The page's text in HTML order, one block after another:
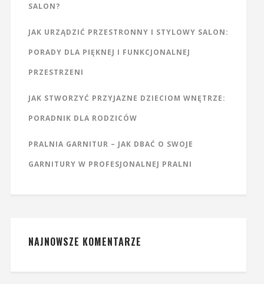
SALON?
JAK URZĄDZIĆ PRZESTRONNY I STYLOWY SALON:
PORADY DLA PIĘKNEJ I FUNKCJONALNEJ
PRZESTRZENI
JAK STWORZYĆ PRZYJAZNE DZIECIOM WNĘTRZE:
PORADNIK DLA RODZICÓW
PRALNIA GARNITUR – JAK DBAĆ O SWOJE
GARNITURY W PROFESJONALNEJ PRALNI
NAJNOWSZE KOMENTARZE